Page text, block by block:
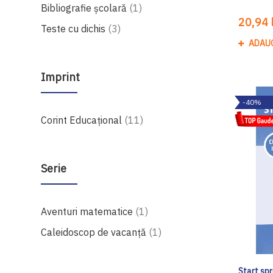
Bibliografie școlară 1produs
Teste cu dichis 3produse
Imprint
Corint Educaţional 11produse
Serie
Aventuri matematice 1produs
Caleidoscop de vacanţă
1produs
20,94
-40%